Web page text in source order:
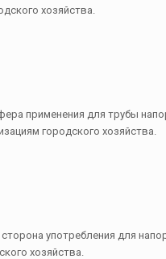
хозяйства.
применения для трубы
городского хозяйства.
употребления для
хозяйства.